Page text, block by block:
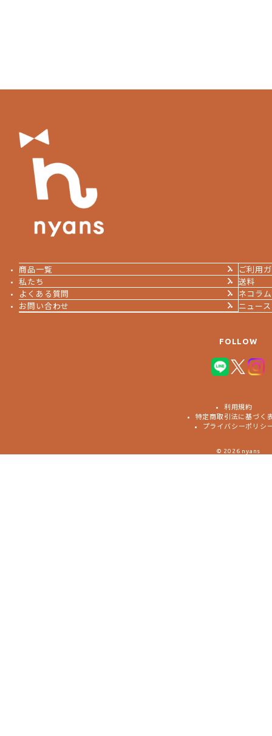
商品一覧
ご利用
私たち
送料
よくある質問
ネコラム
お問い合わせ
ニュース
FOLLOW
利用規約
特定商取引法に基づく
プライバシーポリシ
© 2026 nyans